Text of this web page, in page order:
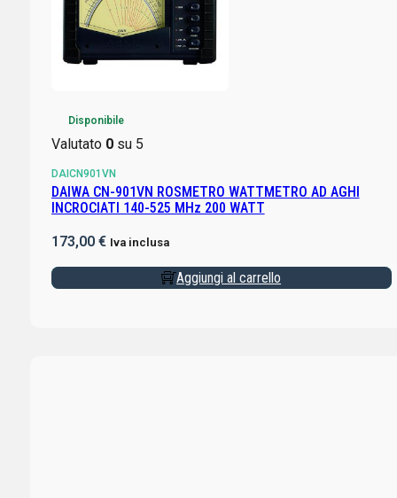
Disponibile
Valutato 0su 5
DAICN901VN
DAIWA CN-901VN ROSMETRO WATTMETRO AD AGHI
INCROCIATI 140-525 MHz 200 WATT
173,00 € Iva inclusa
Aggiungi al carrello